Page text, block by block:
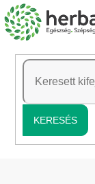
Ugrás
a
tartalomhoz
KERESÉS